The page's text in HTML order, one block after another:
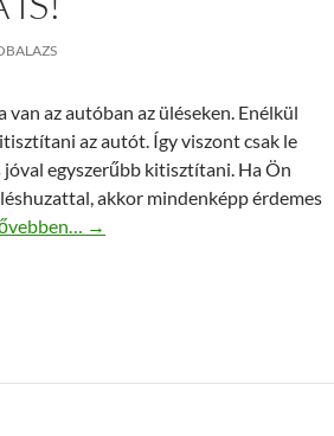
van az autóban az üléseken. Enélkül
az autót. Így viszont csak le
jóval egyszerűbb kitisztítani. Ha Ön
akkor mindenképp érdemes
üléshuzat az Ön autójába is!
→